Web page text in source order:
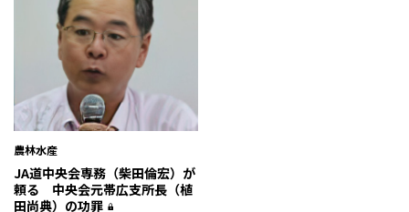
農林水産
JA道中央会専務（柴田倫宏）が
頼る 中央会元帯広支所長（植
田尚典）の功罪